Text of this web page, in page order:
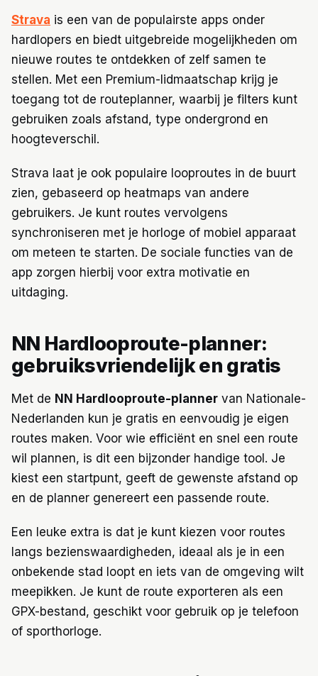
Strava is een van de populairste apps onder
hardlopers en biedt uitgebreide mogelijkheden om
nieuwe routes te ontdekken of zelf samen te
stellen. Met een Premium-lidmaatschap krijg je
toegang tot de routeplanner, waarbij je filters kunt
gebruiken zoals afstand, type ondergrond en
hoogteverschil.
Strava laat je ook populaire looproutes in de buurt
zien, gebaseerd op heatmaps van andere
gebruikers. Je kunt routes vervolgens
synchroniseren met je horloge of mobiel apparaat
om meteen te starten. De sociale functies van de
app zorgen hierbij voor extra motivatie en
uitdaging.
NN Hardlooproute-planner:
gebruiksvriendelijk en gratis
Met de NN Hardlooproute-planner van Nationale-
Nederlanden kun je gratis en eenvoudig je eigen
routes maken. Voor wie efficiënt en snel een route
wil plannen, is dit een bijzonder handige tool. Je
kiest een startpunt, geeft de gewenste afstand op
en de planner genereert een passende route.
Een leuke extra is dat je kunt kiezen voor routes
langs bezienswaardigheden, ideaal als je in een
onbekende stad loopt en iets van de omgeving wilt
meepikken. Je kunt de route exporteren als een
GPX-bestand, geschikt voor gebruik op je telefoon
of sporthorloge.